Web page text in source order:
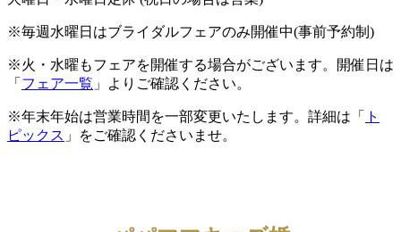
※毎週水曜日はブライダルフェアのみ開催中(事前予約制)
※火・水曜もフェアを開催する場合がございます。開催日は
「 フェア一覧 」よりご確認ください。
※年末年始は営業時間を一部変更いたします。詳細は「
ト
ピックス 」をご確認くださいませ。